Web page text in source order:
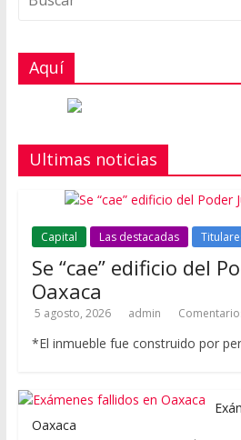
Aquí
Ultimas noticias
Capital Las destacadas
Se “cae” edificio del
Oaxaca
5 agosto, 2026 admin
*El inmueble fue construido por
Oaxaca